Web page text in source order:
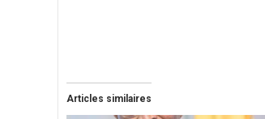
Articles similaires